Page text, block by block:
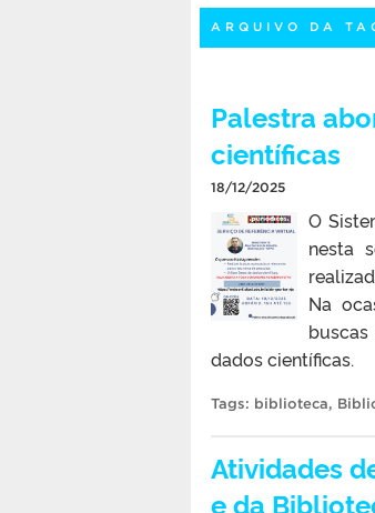
ARQUIVO DA
Palestra
científicas
18/12/2025
O
nesta
Na
dados científicas.
Tags: biblioteca,
Atividades
e da